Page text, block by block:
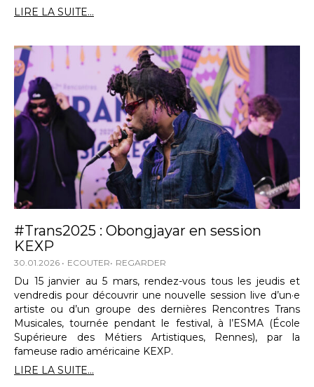
LIRE LA SUITE...
#Trans2025 : Obongjayar en session
KEXP
30.01.2026 ECOUTER REGARDER
Du 15 janvier au 5 mars, rendez-vous tous les jeudis et
vendredis pour découvrir une nouvelle session live d’un·e
artiste ou d’un groupe des dernières Rencontres Trans
Musicales, tournée pendant le festival, à l’ESMA (École
Supérieure des Métiers Artistiques, Rennes), par la
fameuse radio américaine KEXP.
LIRE LA SUITE...